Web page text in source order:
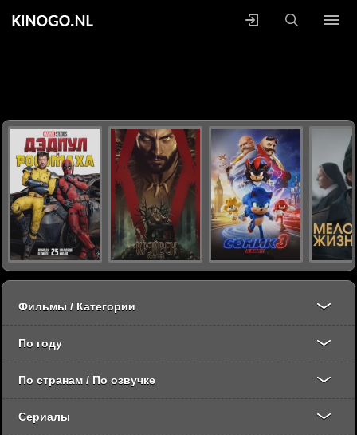
Фильмы / Категории
По году
По странам / По озвучке
Сериалы